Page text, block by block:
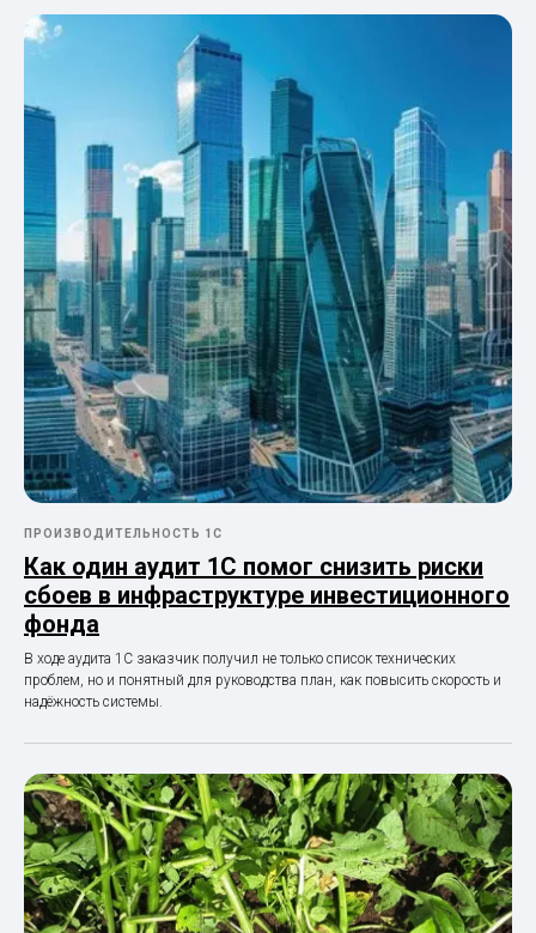
ПРОИЗВОДИТЕЛЬНОСТЬ 1С
Как один аудит 1С помог снизить риски
сбоев в инфраструктуре инвестиционного
фонда
В ходе аудита 1С заказчик получил не только список технических
проблем, но и понятный для руководства план, как повысить скорость и
надёжность системы.